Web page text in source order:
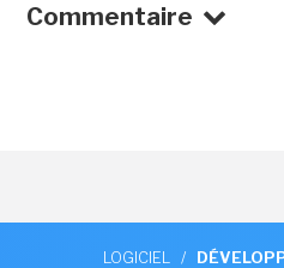
Commentaire
LOGICIEL /